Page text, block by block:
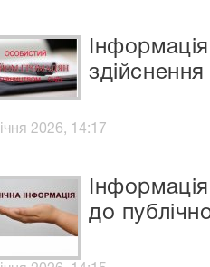
2026, 14:17
до